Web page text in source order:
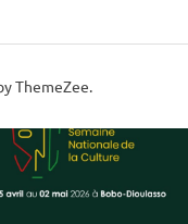
ThemeZee.